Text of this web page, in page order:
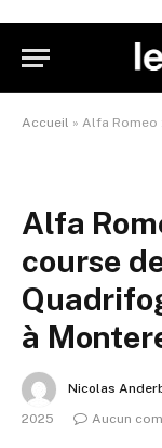
Accueil » Alfa Romeo : 12
Alfa
course
à
Nicolas
2025
Aucun